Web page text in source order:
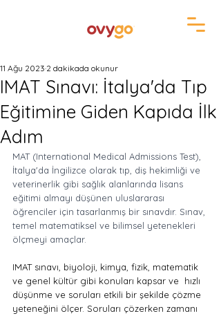
IMAT Sınavı: İtalya'da Tıp
Eğitimine Giden Kapıda İlk
Adım
11 Ağu 2023 2 dakikada okunur
MAT (International Medical Admissions Test),
İtalya'da İngilizce olarak tıp, diş hekimliği ve
veterinerlik gibi sağlık alanlarında lisans
eğitimi almayı düşünen uluslararası
öğrenciler için tasarlanmış bir sınavdır. Sınav,
temel matematiksel ve bilimsel yetenekleri
ölçmeyi amaçlar.
IMAT sınavı, biyoloji, kimya, fizik, matematik
ve genel kültür gibi konuları kapsar ve  hızlı
düşünme ve soruları etkili bir şekilde çözme
yeteneğini ölçer. Soruları çözerken zamanı